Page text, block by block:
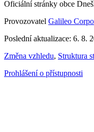
Oficiální stránky obce
Provozovatel Galileo
Poslední aktualizace: 6. 8.
Změna vzhledu, Struktura
Prohlášení o přístupnosti